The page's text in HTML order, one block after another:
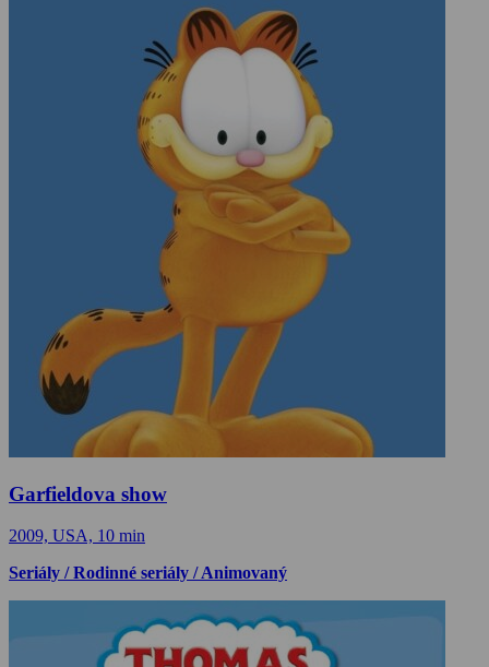
Garfieldova show
2009, USA, 10 min
Seriály / Rodinné seriály / Animovaný